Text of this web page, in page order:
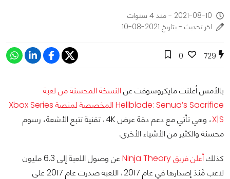
2021-08-10 - منذ 4 سنوات
اخر تحديث - بتاريخ 2021-08-10
729
0
بالأمس أعلنت مايكروسوفت عنالنسخة المحسنة من لعبة
Hellblade: Senua’s Sacrifice المخصصة لمنصة Xbox Series
X|S
، وهي تأتي مع دعم دقة عرض 4K، تقنية تتبع الأشعة، رسوم
محسنة والكثير من الأشياء الأخرى.
كذلكأعلن فريق Ninja Theory
عن وصول اللعبة إلى 6.3 مليون
لاعب مُنذ إصدارها في عام 2017، اللعبة صدرت عام 2017 على